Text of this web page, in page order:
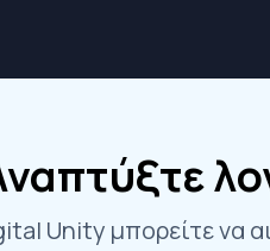
Unity μπορείτε να